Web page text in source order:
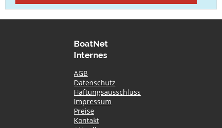
BoatNet
Internes
AGB
Datenschutz
Haftungsausschluss
Impressum
Preise
Kontakt